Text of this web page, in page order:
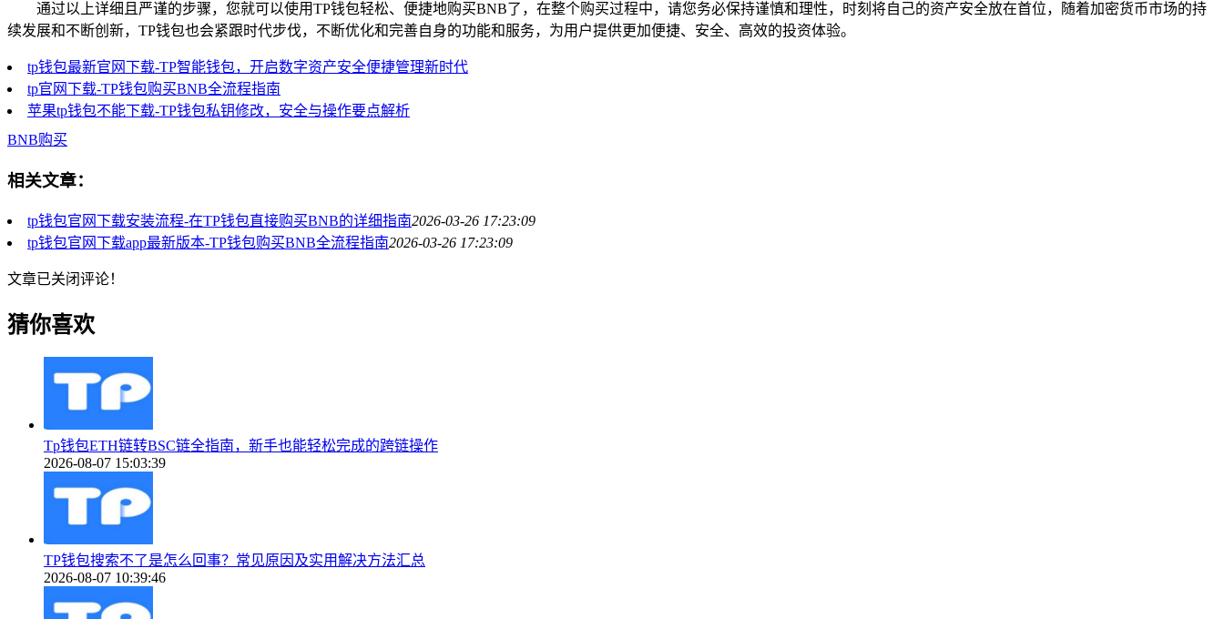
通过以上详细且严谨的步骤，您就可以使用TP钱包轻松、便捷地购买BNB了，在整个购买过程中，请您务必保持谨慎和理性，时刻将自己的资产安全放在首位，随着加密货币市场的持
续发展和不断创新，TP钱包也会紧跟时代步伐，不断优化和完善自身的功能和服务，为用户提供更加便捷、安全、高效的投资体验。
tp钱包最新官网下载-TP智能钱包，开启数字资产安全便捷管理新时代
tp官网下载-TP钱包购买BNB全流程指南
苹果tp钱包不能下载-TP钱包私钥修改，安全与操作要点解析
BNB购买
相关文章：
tp钱包官网下载安装流程-在TP钱包直接购买BNB的详细指南2026-03-26 17:23:09
tp钱包官网下载app最新版本-TP钱包购买BNB全流程指南2026-03-26 17:23:09
文章已关闭评论！
猜你喜欢
Tp钱包ETH链转BSC链全指南，新手也能轻松完成的跨链操作
2026-08-07 15:03:39
TP钱包搜索不了是怎么回事？常见原因及实用解决方法汇总
2026-08-07 10:39:46